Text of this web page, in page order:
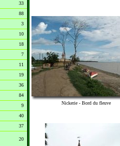
33
88
3
10
18
7
11
19
36
84
9
40
37
20
Nickerie - Bord du fleuve